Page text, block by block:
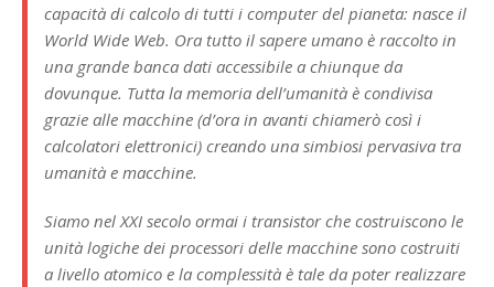
capacità di calcolo di tutti i computer del pianeta: nasce il
World Wide Web. Ora tutto il sapere umano è raccolto in
una grande banca dati accessibile a chiunque da
dovunque. Tutta la memoria dell’umanità è condivisa
grazie alle macchine (d’ora in avanti chiamerò così i
calcolatori elettronici) creando una simbiosi pervasiva tra
umanità e macchine.
Siamo nel XXI secolo ormai i transistor che costruiscono le
unità logiche dei processori delle macchine sono costruiti
a livello atomico e la complessità è tale da poter realizzare